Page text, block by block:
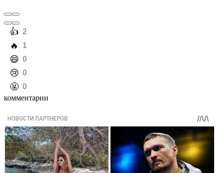
️👍 2
️🔥 1
️😄 0
️😢 0
️🤬 0
комментарии